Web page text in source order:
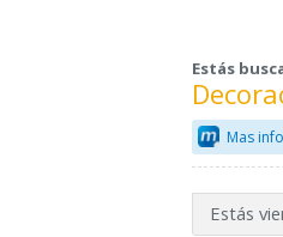
Estás
Mas
Estás